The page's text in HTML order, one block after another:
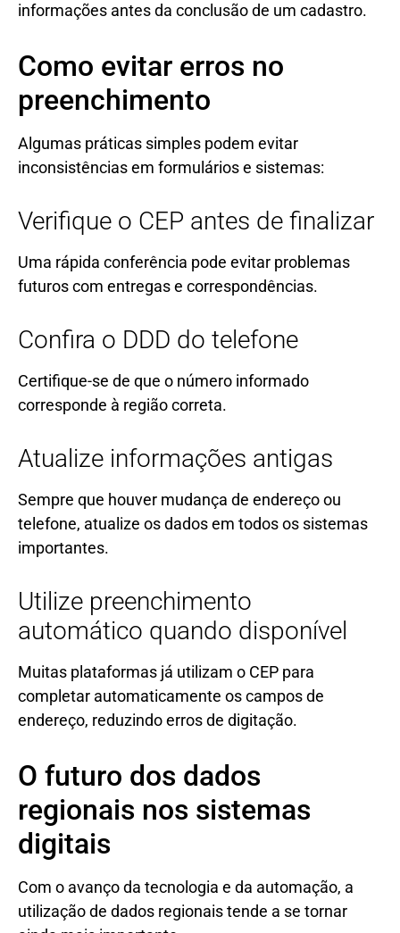
informações antes da conclusão de um cadastro.
Como evitar erros no
preenchimento
Algumas práticas simples podem evitar
inconsistências em formulários e sistemas:
Verifique o CEP antes de finalizar
Uma rápida conferência pode evitar problemas
futuros com entregas e correspondências.
Confira o DDD do telefone
Certifique-se de que o número informado
corresponde à região correta.
Atualize informações antigas
Sempre que houver mudança de endereço ou
telefone, atualize os dados em todos os sistemas
importantes.
Utilize preenchimento
automático quando disponível
Muitas plataformas já utilizam o CEP para
completar automaticamente os campos de
endereço, reduzindo erros de digitação.
O futuro dos dados
regionais nos sistemas
digitais
Com o avanço da tecnologia e da automação, a
utilização de dados regionais tende a se tornar